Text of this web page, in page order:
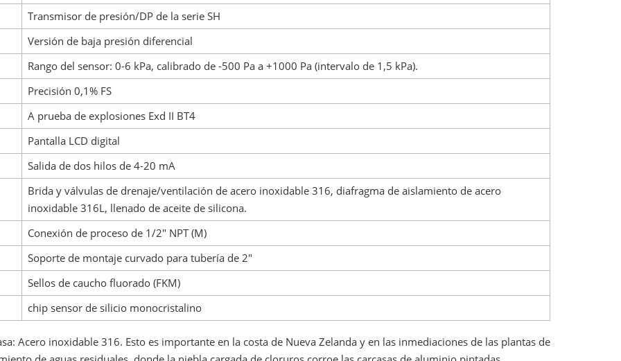
Transmisor de presión/DP de la serie SH
Versión de baja presión diferencial
Rango del sensor: 0-6 kPa, calibrado de -500 Pa a +1000 Pa (intervalo de 1,5 kPa).
Precisión 0,1% FS
A prueba de explosiones Exd II BT4
Pantalla LCD digital
Salida de dos hilos de 4-20 mA
Brida y válvulas de drenaje/ventilación de acero inoxidable 316, diafragma de aislamiento de acero
inoxidable 316L, llenado de aceite de silicona.
Conexión de proceso de 1/2" NPT (M)
Soporte de montaje curvado para tubería de 2"
Sellos de caucho fluorado (FKM)
chip sensor de silicio monocristalino
Acero inoxidable 316. Esto es importante en la costa de Nueva Zelanda y en las inmediaciones de las plantas de